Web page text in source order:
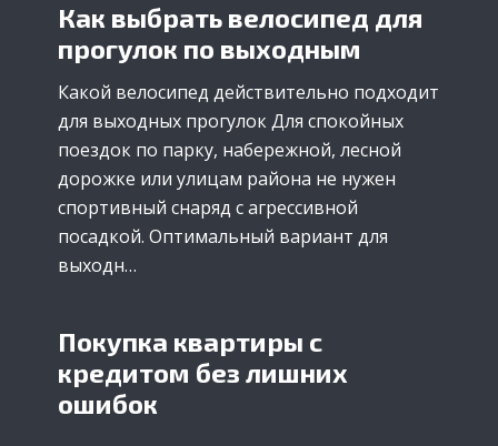
Как выбрать велосипед для
прогулок по выходным
Какой велосипед действительно подходит
для выходных прогулок Для спокойных
поездок по парку, набережной, лесной
дорожке или улицам района не нужен
спортивный снаряд с агрессивной
посадкой. Оптимальный вариант для
выходн…
Покупка квартиры с
кредитом без лишних
ошибок